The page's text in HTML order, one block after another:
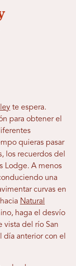
te espera.
para obtener el
quieras pasar
los recuerdos del
Lodge. A menos
una
curvas en
Natural
haga el desvío
vista del río San
anterior con el